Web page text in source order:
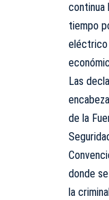
continua
tiempo
eléctrico
Las
de la
donde
la